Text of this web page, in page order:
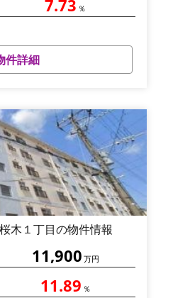
7.73 ％
件詳細
木１丁目の物件情報
11,900 万円
11.89 ％